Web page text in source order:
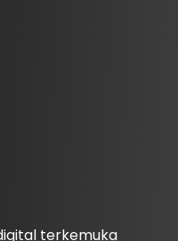
terkemuka